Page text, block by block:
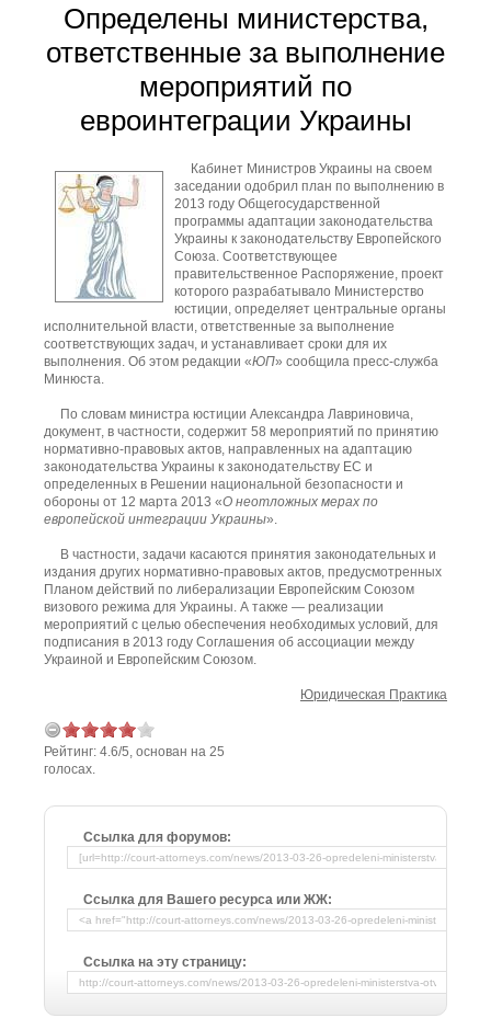
Определены министерства,
ответственные за выполнение
мероприятий по
евроинтеграции Украины
Кабинет Министров Украины на своем
заседании одобрил план по выполнению в
2013 году Общегосударственной
программы адаптации законодательства
Украины к законодательству Европейского
Союза. Соответствующее
правительственное Распоряжение, проект
которого разрабатывало Министерство
юстиции, определяет центральные органы
исполнительной власти, ответственные за выполнение
соответствующих задач, и устанавливает сроки для их
выполнения. Об этом редакции «ЮП» сообщила пресс-служба
Минюста.
По словам министра юстиции Александра Лавриновича,
документ, в частности, содержит 58 мероприятий по принятию
нормативно-правовых актов, направленных на адаптацию
законодательства Украины к законодательству ЕС и
определенных в Решении национальной безопасности и
обороны от 12 марта 2013 «О неотложных мерах по
европейской интеграции Украины».
В частности, задачи касаются принятия законодательных и
издания других нормативно-правовых актов, предусмотренных
Планом действий по либерализации Европейским Союзом
визового режима для Украины. А также — реализации
мероприятий с целью обеспечения необходимых условий, для
подписания в 2013 году Соглашения об ассоциации между
Украиной и Европейским Союзом.
Юридическая Практика
Рейтинг: 4.6/5, основан на 25
голосах.
Ссылка для форумов:
Ссылка для Вашего ресурса или ЖЖ:
Ссылка на эту страницу: